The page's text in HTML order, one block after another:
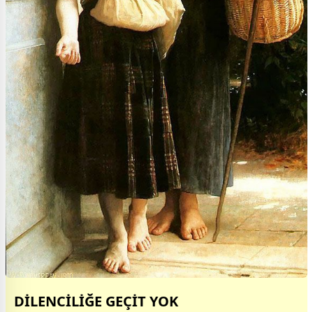
DİLENCİLİĞE GEÇİT YOK